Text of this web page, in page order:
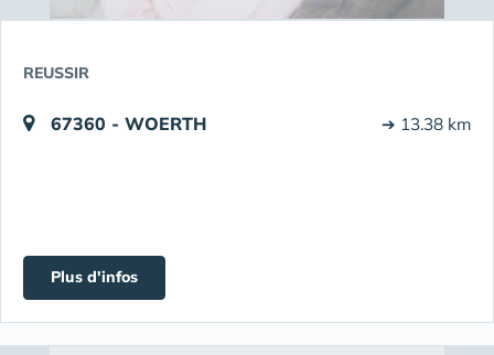
REUSSIR
67360 - WOERTH ➔ 13.38 km
Plus d'infos